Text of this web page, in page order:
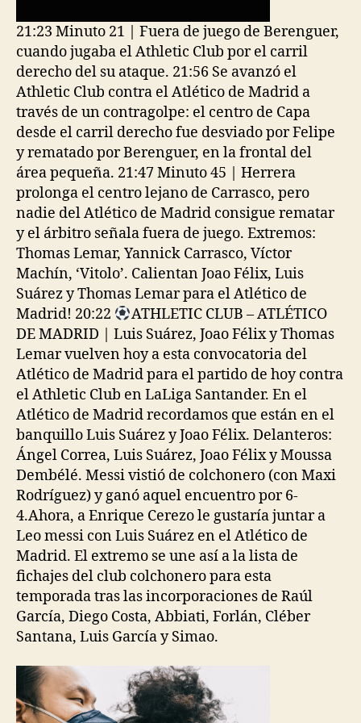
21:23 Minuto 21 | Fuera de juego de Berenguer,
cuando jugaba el Athletic Club por el carril
derecho del su ataque. 21:56 Se avanzó el
Athletic Club contra el Atlético de Madrid a
través de un contragolpe: el centro de Capa
desde el carril derecho fue desviado por Felipe
y rematado por Berenguer, en la frontal del
área pequeña. 21:47 Minuto 45 | Herrera
prolonga el centro lejano de Carrasco, pero
nadie del Atlético de Madrid consigue rematar
y el árbitro señala fuera de juego. Extremos:
Thomas Lemar, Yannick Carrasco, Víctor
Machín, ‘Vitolo’. Calientan Joao Félix, Luis
Suárez y Thomas Lemar para el Atlético de
Madrid! 20:22
ATHLETIC CLUB – ATLÉTICO
DE MADRID | Luis Suárez, Joao Félix y Thomas
Lemar vuelven hoy a esta convocatoria del
Atlético de Madrid para el partido de hoy contra
el Athletic Club en LaLiga Santander. En el
Atlético de Madrid recordamos que están en el
banquillo Luis Suárez y Joao Félix. Delanteros:
Ángel Correa, Luis Suárez, Joao Félix y Moussa
Dembélé. Messi vistió de colchonero (con Maxi
Rodríguez) y ganó aquel encuentro por 6-
4.Ahora, a Enrique Cerezo le gustaría juntar a
Leo messi con Luis Suárez en el Atlético de
Madrid. El extremo se une así a la lista de
fichajes del club colchonero para esta
temporada tras las incorporaciones de Raúl
García, Diego Costa, Abbiati, Forlán, Cléber
Santana, Luis García y Simao.